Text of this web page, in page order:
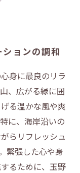
ョンの調和
身に最良のリラ
、広がる緑に囲
る温かな風や爽
に、海岸沿いの
らリフレッシュ
緊張した心や身
るために、玉野